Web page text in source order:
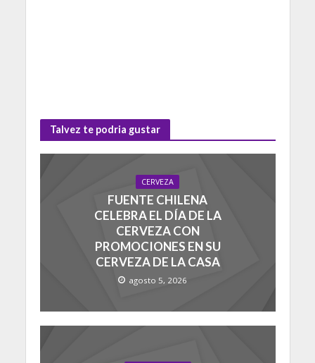
Talvez te podria gustar
CERVEZA
FUENTE CHILENA
CELEBRA EL DÍA DE LA
CERVEZA CON
PROMOCIONES EN SU
CERVEZA DE LA CASA
agosto 5, 2026